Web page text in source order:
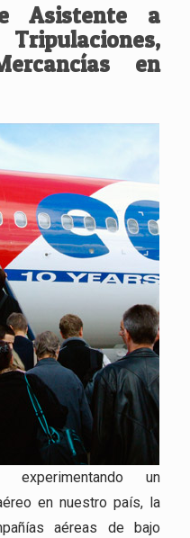
Asistente a
en
un
en nuestro país, la
aéreas de bajo